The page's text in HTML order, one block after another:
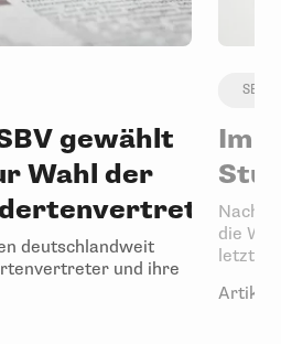
gewählt
Wahl der
deutschlandweit
und ihre
SBV-
Im
Nach
die
letzten
Artikel